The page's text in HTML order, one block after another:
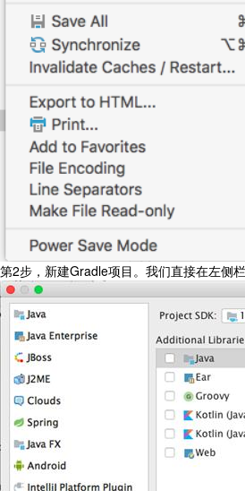
第2步，新建Gradle项目。我们直接在左侧